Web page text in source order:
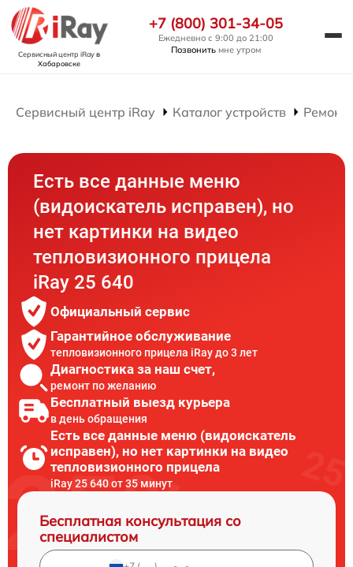
Сервисный центр iRayв
Хабаровске
+7 (800) 301-34-05
Ежедневно с 9:00 до 21:00
Позвонить мне утром
Сервисный центр iRay Каталог устройств Ремонт
Есть все данные меню
(видоискатель исправен), но
нет картинки на видео
тепловизионного прицела
iRay 25 640
Официальный сервис
Гарантийное обслуживание
тепловизионного прицела iRay до 3 лет
Диагностика за наш счет,
ремонт по желанию
Бесплатный выезд курьера
в день обращения
Есть все данные меню (видоискатель
исправен), но нет картинки на видео
тепловизионного прицела
iRay 25 640 от 35 минут
Бесплатная консультация со
специалистом